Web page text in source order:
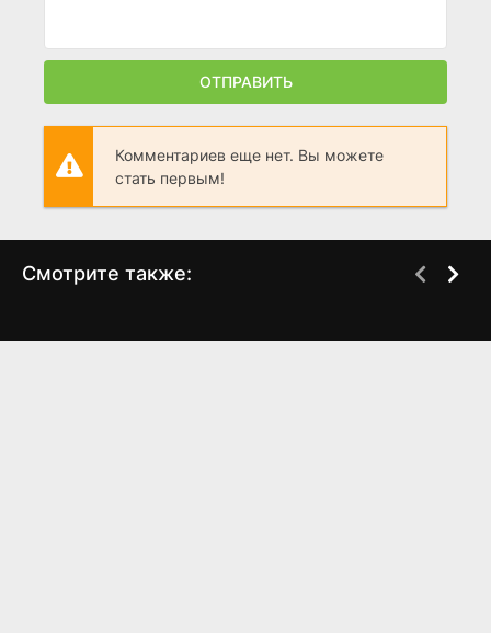
ОТПРАВИТЬ
Комментариев еще нет. Вы можете
стать первым!
Смотрите также: